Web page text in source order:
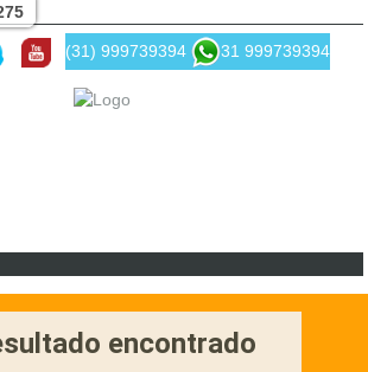
(31) 999739394 31 999739394
encontrado